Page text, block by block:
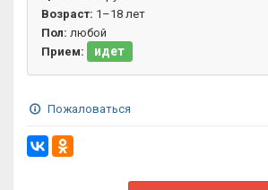
Возраст: 1–18 лет
Пол: любой
Прием:
идет
Пожаловаться